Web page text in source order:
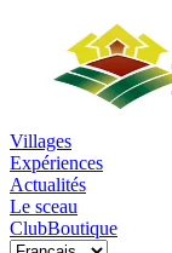
Villages
Expériences
Actualités
Le sceau
ClubBoutique